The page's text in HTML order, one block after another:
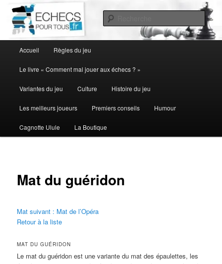
contenu
principal
principal
Accueil Règles du jeu
Le livre « Comment mal jouer aux échecs ? »
Variantes du jeu Culture Histoire du jeu
Les meilleurs joueurs Premiers conseils Humour
Cagnotte Ulule La Boutique
Mat du guéridon
Mat suivant : Mat de l’Opéra
Retour à la liste
MAT DU GUÉRIDON
Le mat du guéridon est une variante du mat des épaulettes, les